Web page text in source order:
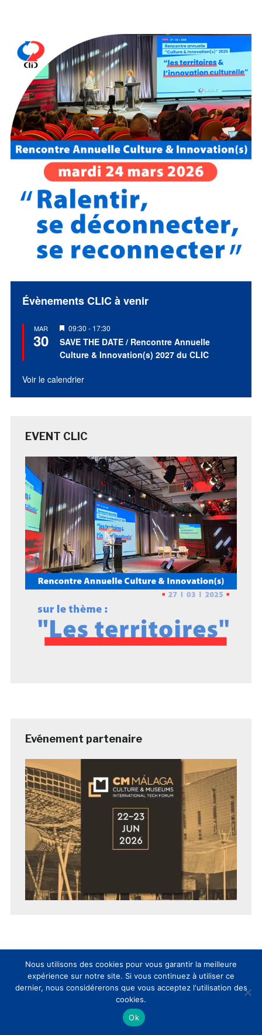
Évènements CLIC à venir
MAR
30
Mis
en
avant
09:30 - 17:30
SAVE THE DATE / Rencontre Annuelle
Culture & Innovation(s) 2027 du CLIC
Voir le calendrier
EVENT CLIC
Evénement partenaire
EVENT CLIC
Nous utilisons des cookies pour vous garantir la meilleure
expérience sur notre site. Si vous continuez à utiliser ce
dernier, nous considérerons que vous acceptez l'utilisation des
cookies.
Ok